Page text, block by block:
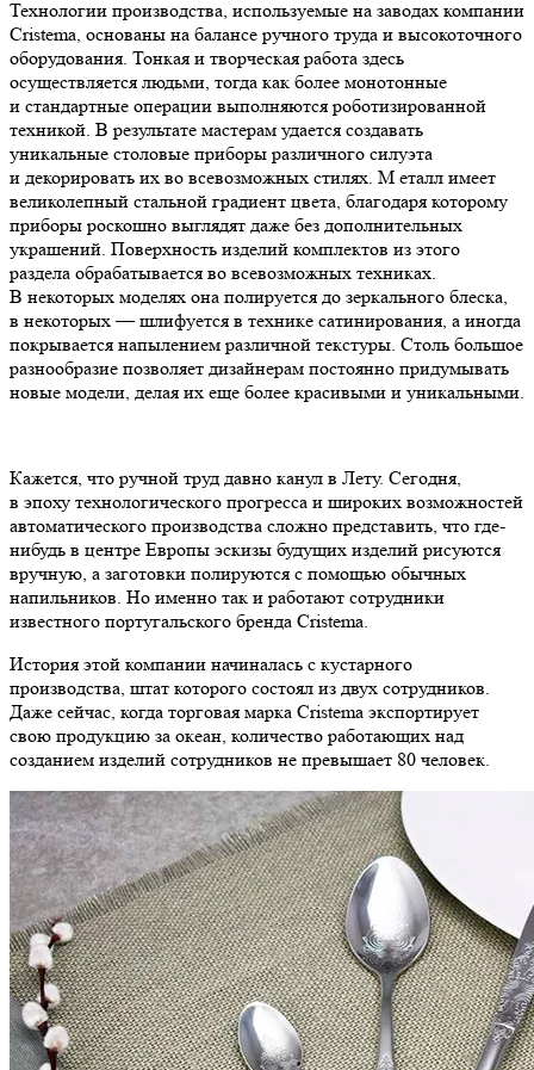
Технологии производства, используемые на заводах компании
Cristema, основаны на балансе ручного труда и высокоточного
оборудования. Тонкая и творческая работа здесь
осуществляется людьми, тогда как более монотонные
и стандартные операции выполняются роботизированной
техникой. В результате мастерам удается создавать
уникальные столовые приборы различного силуэта
и декорировать их во всевозможных стилях. М еталл имеет
великолепный стальной градиент цвета, благодаря которому
приборы роскошно выглядят даже без дополнительных
украшений. Поверхность изделий комплектов из этого
раздела обрабатывается во всевозможных техниках.
В некоторых моделях она полируется до зеркального блеска,
в некоторых — шлифуется в технике сатинирования, а иногда
покрывается напылением различной текстуры. Столь большое
разнообразие позволяет дизайнерам постоянно придумывать
новые модели, делая их еще более красивыми и уникальными.
Кажется, что ручной труд давно канул в Лету. Сегодня,
в эпоху технологического прогресса и широких возможностей
автоматического производства сложно представить, что где-
нибудь в центре Европы эскизы будущих изделий рисуются
вручную, а заготовки полируются с помощью обычных
напильников. Но именно так и работают сотрудники
известного португальского бренда Cristema.
История этой компании начиналась с кустарного
производства, штат которого состоял из двух сотрудников.
Даже сейчас, когда торговая марка Cristema экспортирует
свою продукцию за океан, количество работающих над
созданием изделий сотрудников не превышает 80 человек.